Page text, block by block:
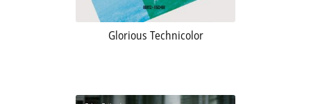
Glorious Technicolor